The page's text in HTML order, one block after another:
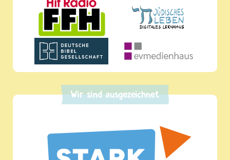
Wir sind ausgezeichnet